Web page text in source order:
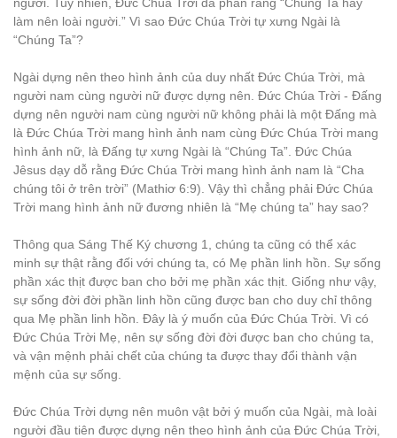
làm nên loài người.” Vì sao Đức Chúa Trời tự xưng Ngài là
“Chúng Ta”?
Ngài dựng nên theo hình ảnh của duy nhất Đức Chúa Trời, mà
người nam cùng người nữ được dựng nên. Đức Chúa Trời - Đấng
dựng nên người nam cùng người nữ không phải là một Đấng mà
là Đức Chúa Trời mang hình ảnh nam cùng Đức Chúa Trời mang
hình ảnh nữ, là Đấng tự xưng Ngài là “Chúng Ta”. Đức Chúa
Jêsus dạy dỗ rằng Đức Chúa Trời mang hình ảnh nam là “Cha
chúng tôi ở trên trời” (Mathiơ 6:9). Vậy thì chẳng phải Đức Chúa
Trời mang hình ảnh nữ đương nhiên là “Mẹ chúng ta” hay sao?
Thông qua Sáng Thế Ký chương 1, chúng ta cũng có thể xác
minh sự thật rằng đối với chúng ta, có Mẹ phần linh hồn. Sự sống
phần xác thịt được ban cho bởi mẹ phần xác thịt. Giống như vậy,
sự sống đời đời phần linh hồn cũng được ban cho duy chỉ thông
qua Mẹ phần linh hồn. Đây là ý muốn của Đức Chúa Trời. Vì có
Đức Chúa Trời Mẹ, nên sự sống đời đời được ban cho chúng ta,
và vận mệnh phải chết của chúng ta được thay đổi thành vận
mệnh của sự sống.
Đức Chúa Trời dựng nên muôn vật bởi ý muốn của Ngài, mà loài
người đầu tiên được dựng nên theo hình ảnh của Đức Chúa Trời,